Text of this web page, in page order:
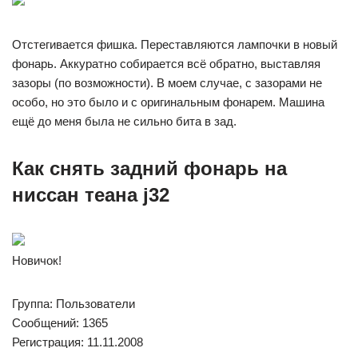
Отстегивается фишка. Переставляются лампочки в новый
фонарь. Аккуратно собирается всё обратно, выставляя
зазоры (по возможности). В моем случае, с зазорами не
особо, но это было и с оригинальным фонарем. Машина
ещё до меня была не сильно бита в зад.
Как снять задний фонарь на
ниссан теана j32
Новичок!
Группа: Пользователи
Сообщений: 1365
Регистрация: 11.11.2008